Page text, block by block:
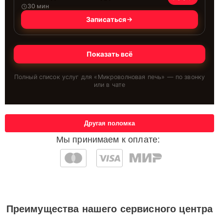
30 мин
Записаться
Показать всё
Полный список услуг для « Микроволновая печь» — по звонку
или в чате
Мы принимаем к оплате:
Другая поломка
Преимущества нашего сервисного центра